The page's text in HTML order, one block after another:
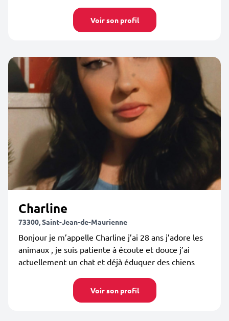
Voir son profil
Charline
73300, Saint-Jean-de-Maurienne
Bonjour je m’appelle Charline j’ai 28 ans j’adore les
animaux , je suis patiente à écoute et douce j’ai
actuellement un chat et déjà éduquer des chiens
Voir son profil